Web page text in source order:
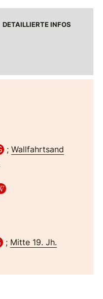
DETAILLIERTE INFOS
; Wallfahrtsand
; Mitte 19. Jh.